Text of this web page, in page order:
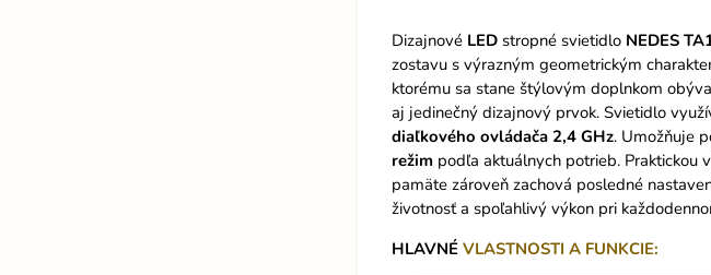
Dizajnové LEDstropné svietidlo NEDES
zostavu s výrazným geometrickým
ktorému sa stane štýlovým doplnkom
aj jedinečný dizajnový prvok. Svietidlo
diaľkového ovládača 2,4 GHz. Umožňuje
režimpodľa aktuálnych potrieb. Praktickou
pamäte zároveň zachová posledné
životnosť a spoľahlivý výkon pri
HLAVNÉ VLASTNOSTI A FUNKCIE: